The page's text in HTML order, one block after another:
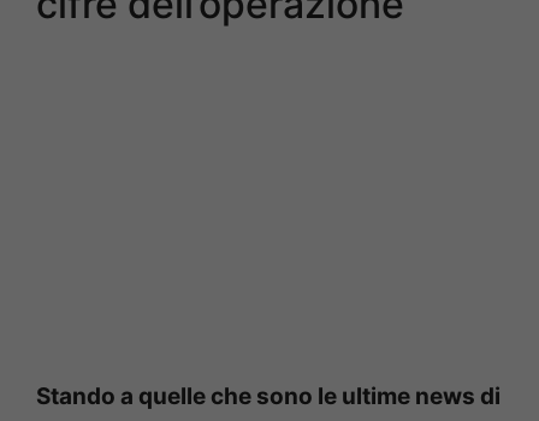
Stando a quelle che sono le ultime news di